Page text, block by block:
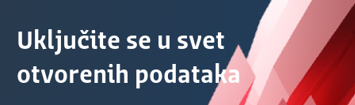
Uključite se u svet
otvorenih podataka